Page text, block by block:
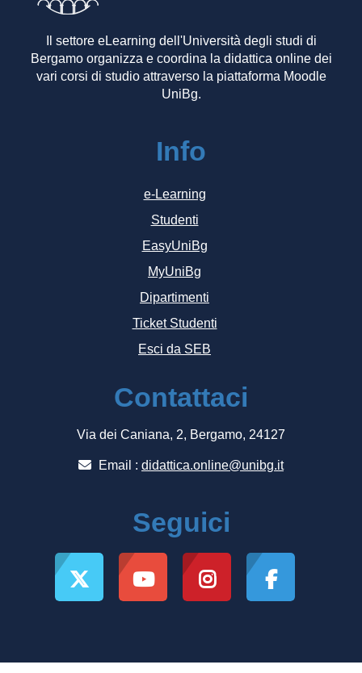
Il settore eLearning dell'Università degli studi di
Bergamo organizza e coordina la didattica online dei
vari corsi di studio attraverso la piattaforma Moodle
UniBg.
Info
e-Learning
Studenti
EasyUniBg
MyUniBg
Dipartimenti
Ticket Studenti
Esci da SEB
Contattaci
Via dei Caniana, 2, Bergamo, 24127
Email : didattica.online@unibg.it
Seguici